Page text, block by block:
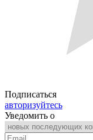
Подписаться
авторизуйтесь
Уведомить о